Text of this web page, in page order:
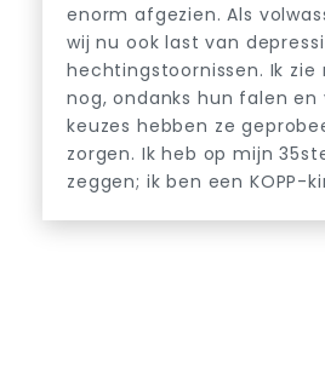
enorm afgezien. Als
wij nu ook last van
hechtingstoornissen. Ik zie
nog, ondanks hun falen en
keuzes hebben ze
zorgen. Ik heb op mijn
zeggen; ik ben een KOPP-